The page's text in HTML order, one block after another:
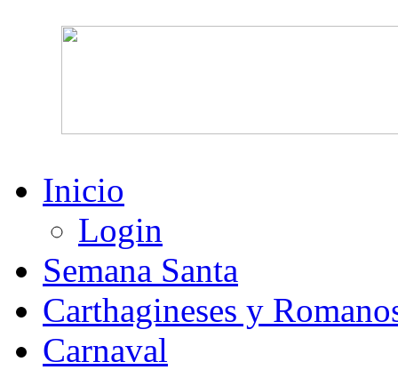
Inicio
Login
Semana Santa
Carthagineses y
Carnaval